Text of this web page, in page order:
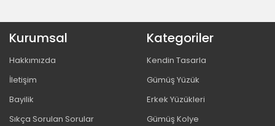
Kurumsal
Hakkımızda
İletişim
Bayilik
Sıkça Sorulan Sorular
Kategoriler
Kendin Tasarla
Gümüş Yüzük
Erkek Yüzükleri
Gümüş Kolye